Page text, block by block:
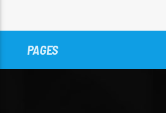
PAGES